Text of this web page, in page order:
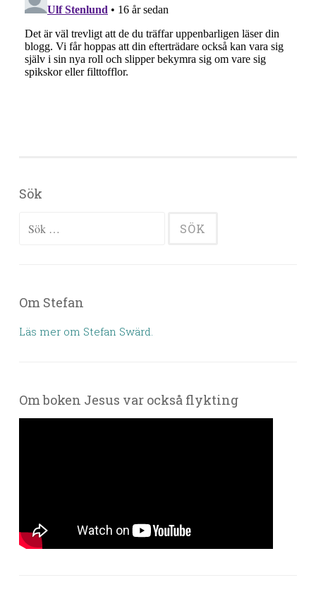
Sök
Sök efter:
Om Stefan
Läs mer om Stefan Swärd.
Om boken Jesus var också flykting